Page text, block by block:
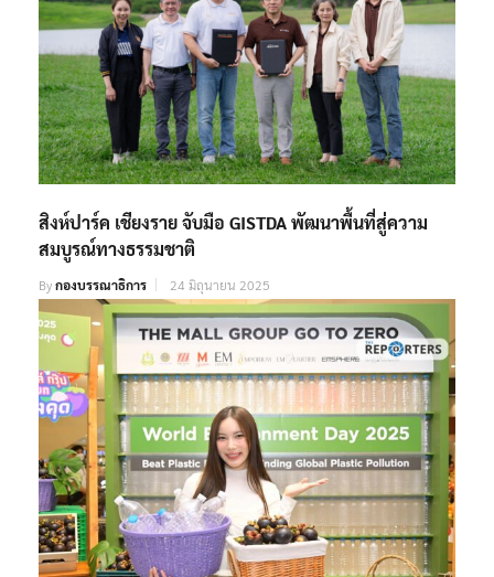
สิงห์ปาร์ค เชียงราย จับมือ GISTDA พัฒนาพื้นที่สู่ความ
สมบูรณ์ทางธรรมชาติ
Byกองบรรณาธิการ 24 มิถุนายน 2025